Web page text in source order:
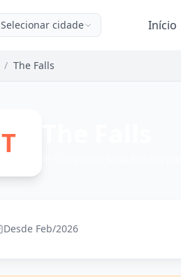
Selecionar cidade Início
/ The Falls
T
Desde Feb/2026